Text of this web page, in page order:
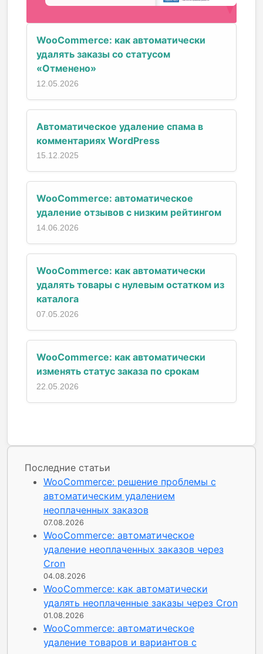
WooCommerce: как автоматически
удалять заказы со статусом
«Отменено»
12.05.2026
Автоматическое удаление спама в
комментариях WordPress
15.12.2025
WooCommerce: автоматическое
удаление отзывов с низким рейтингом
14.06.2026
WooCommerce: как автоматически
удалять товары с нулевым остатком из
каталога
07.05.2026
WooCommerce: как автоматически
изменять статус заказа по срокам
22.05.2026
Последние статьи
WooCommerce: решение проблемы с
автоматическим удалением
неоплаченных заказов
07.08.2026
WooCommerce: автоматическое
удаление неоплаченных заказов через
Cron
04.08.2026
WooCommerce: как автоматически
удалять неоплаченные заказы через Cron
01.08.2026
WooCommerce: автоматическое
удаление товаров и вариантов с